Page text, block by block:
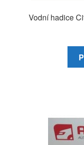
Vodní hadice